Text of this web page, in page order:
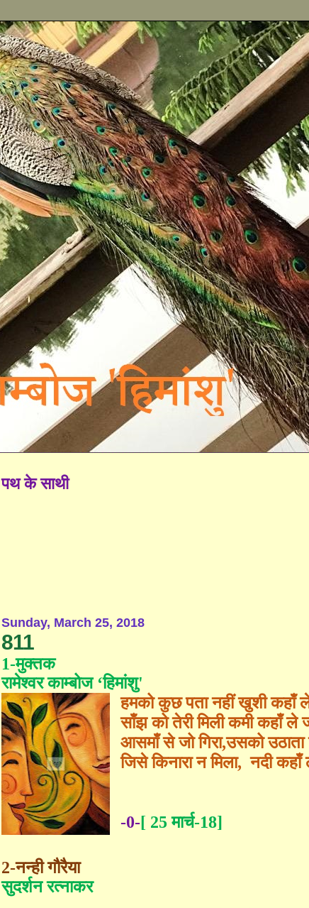
पथ के साथी
Sunday, March 25, 2018
811
1-मुक्तक
रामेश्वर काम्बोज ‘हिमांशु'
हमको कुछ पता नहीं खुशी कहाँ
साँझ को तेरी मिली कमी कहाँ ले
आसमाँ से जो गिरा,उसको
जिसे किनारा न मिला, नदी कहाँ
-0-[ 25 मार्च-18]
2-नन्ही गौरैया
सुदर्शन रत्नाकर